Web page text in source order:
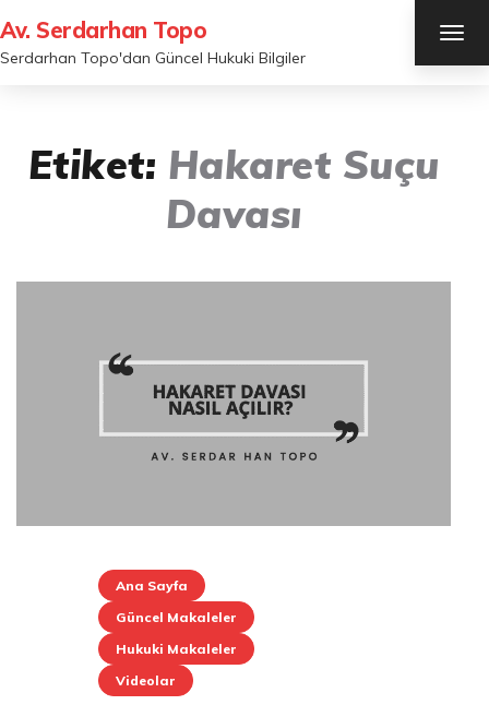
Av. Serdarhan Topo
Serdarhan Topo'dan Güncel Hukuki Bilgiler
Etiket: Hakaret Suçu
Davası
Ana Sayfa
Güncel Makaleler
Hukuki Makaleler
Videolar